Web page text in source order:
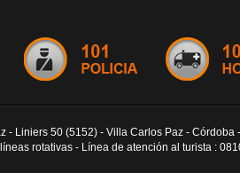
- Liniers 50 (5152) - Villa Carlos Paz - Córdoba
rotativas - Línea de atención al turista :